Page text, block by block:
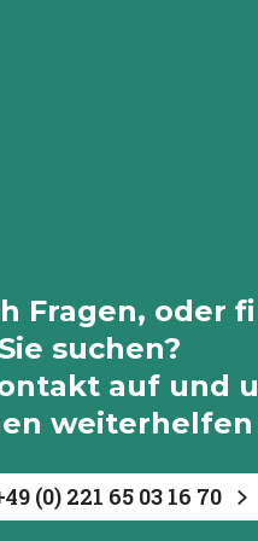
Fragen, oder
suchen?
auf und
weiterhelfen
(0) 221 65 03 16 70